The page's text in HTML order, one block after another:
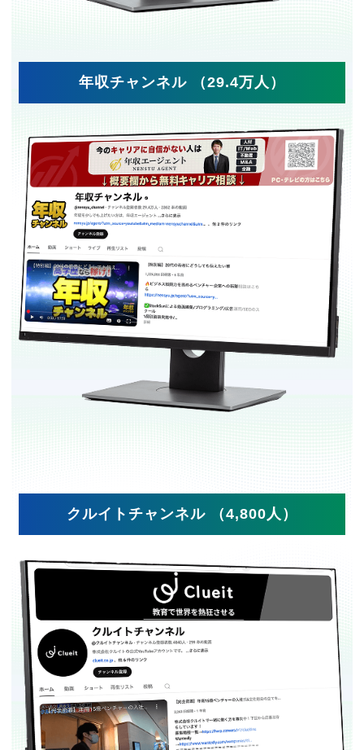
年収チャンネル （29.4万人）
クルイトチャンネル （4,800人）